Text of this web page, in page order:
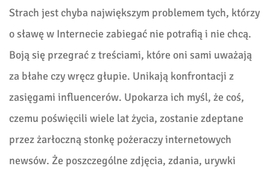
Strach jest chyba największym problemem tych, którzy
o sławę w Internecie zabiegać nie potrafią i nie chcą.
Boją się przegrać z treściami, które oni sami uważają
za błahe czy wręcz głupie. Unikają konfrontacji z
zasięgami influencerów. Upokarza ich myśl, że coś,
czemu poświęcili wiele lat życia, zostanie zdeptane
przez żarłoczną stonkę pożeraczy internetowych
newsów. Że poszczególne zdjęcia, zdania, urywki